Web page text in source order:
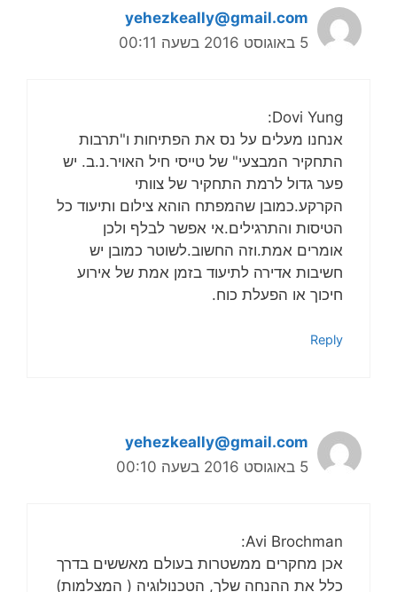
yehezkeally@gmail.com
5 באוגוסט 2016 בשעה 00:11
Dovi Yung:
אנחנו מעלים על נס את הפתיחות ו"תרבות
התחקיר המבצעי" של טייסי חיל האויר.נ.ב. יש
פער גדול לרמת התחקיר של צוותי
הקרקע.כמובן שהמפתח הוהא צילום ותיעוד כל
הטיסות והתרגילים.אי אפשר לבלף ולכן
אומרים אמת.וזה החשוב.לשוטר כמובן יש
חשיבות אדירה לתיעוד בזמן אמת של אירוע
חיכוך או הפעלת כוח.
Reply
yehezkeally@gmail.com
5 באוגוסט 2016 בשעה 00:10
Avi Brochman:
אכן מחקרים ממשטרות בעולם מאששים בדרך
כלל את ההנחה שלך, הטכנולוגיה ( המצלמות)